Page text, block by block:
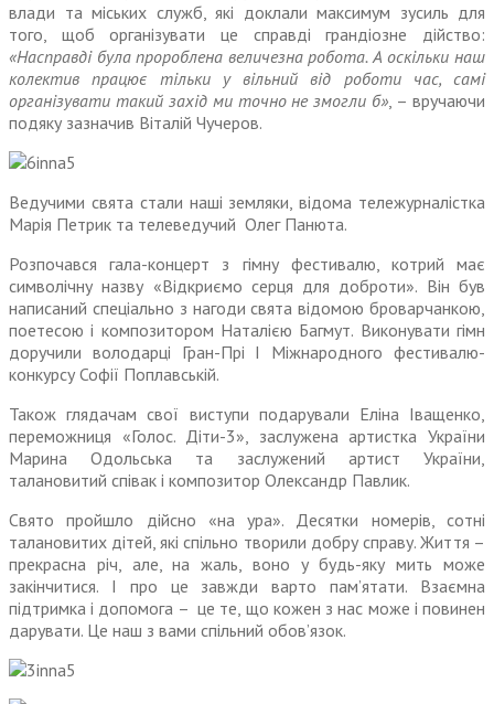
влади та міських служб, які доклали максимум зусиль для
того, щоб організувати це справді грандіозне дійство:
«Насправді була пророблена величезна робота. А оскільки наш
колектив працює тільки у вільний від роботи час, самі
організувати такий захід ми точно не змогли б», – вручаючи
подяку зазначив Віталій Чучеров.
Ведучими свята стали наші земляки, відома тележурналістка
Марія Петрик та телеведучий Олег Панюта.
Розпочався гала-концерт з гімну фестивалю, котрий має
символічну назву «Відкриємо серця для доброти». Він був
написаний спеціально з нагоди свята відомою броварчанкою,
поетесою і композитором Наталією Багмут. Виконувати гімн
доручили володарці Гран-Прі І Міжнародного фестивалю-
конкурсу Софії Поплавській.
Також глядачам свої виступи подарували Еліна Іващенко,
переможниця «Голос. Діти-3», заслужена артистка України
Марина Одольська та заслужений артист України,
талановитий співак і композитор Олександр Павлик.
Свято пройшло дійсно «на ура». Десятки номерів, сотні
талановитих дітей, які спільно творили добру справу. Життя –
прекрасна річ, але, на жаль, воно у будь-яку мить може
закінчитися. І про це завжди варто пам’ятати. Взаємна
підтримка і допомога – це те, що кожен з нас може і повинен
дарувати. Це наш з вами спільний обов’язок.